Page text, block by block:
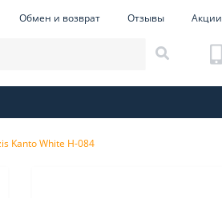
Обмен и возврат Отзывы Акции
Kanto White H-084